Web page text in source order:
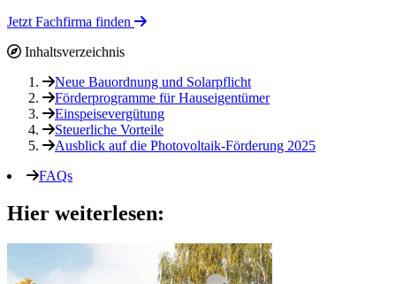
Jetzt Fachfirma finden
Inhaltsverzeichnis
Neue Bauordnung und Solarpflicht
Förderprogramme für Hauseigentümer
Einspeisevergütung
Steuerliche Vorteile
Ausblick auf die Photovoltaik-Förderung 2025
FAQs
Hier weiterlesen: